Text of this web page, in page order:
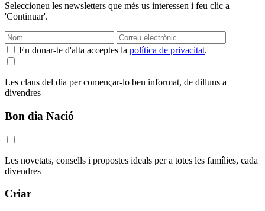
Seleccioneu les newsletters que més us interessen i feu clic a
'Continuar'.
En donar-te d'alta acceptes la política de privacitat.
Les claus del dia per començar-lo ben informat, de dilluns a
divendres
Bon dia Nació
Les novetats, consells i propostes ideals per a totes les famílies, cada
divendres
Criar